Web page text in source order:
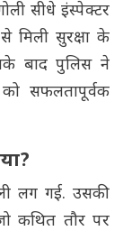
सीधे इंस्पेक्टर
मिली सुरक्षा के
बाद पुलिस ने
सफलतापूर्वक
लग गई. उसकी
कथित तौर पर